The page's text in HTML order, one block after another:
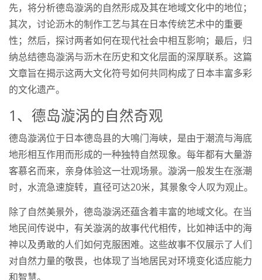
先，将分析德岛漩涡的自然形成及其在地域文化中的地位；
其次，讨论沥木的制作工艺与其在日本传统艺术中的重要
性；然后，探讨两者如何在现代社会中相互影响；最后，归
纳总结德岛漩涡与沥木在历史和文化层面的深厚联系。这篇
文章旨在揭示这两大文化符号如何共同构成了日本丰富多彩
的文化遗产。
1、德岛漩涡的自然奇观
德岛漩涡位于日本德岛县的大鳴门海峡，是由于潮流与海底
地形相互作用而形成的一种独特自然现象。每年都有大量游
客慕名而来，亲身体验这一壮观场景。漩涡一般发生在涨潮
时，水流急速旋转，直径可达20米，其景象令人叹为观止。
除了自然美景外，德岛漩涡还蕴含着丰富的地域文化。在当
地民间传说中，有关漩涡的故事代代相传，比如神话中的海
神以及勇敢的人们如何克服困难。这些故事不仅展示了人们
对自然力量的敬畏，也体现了当地居民对环境变化适应能力
和智慧。